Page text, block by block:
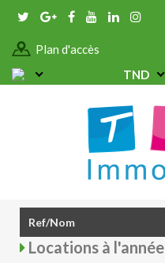
Plan d'accès
TND
Locations à l'année